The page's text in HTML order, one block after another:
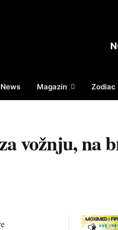
Magazin Zodiac
vožnju, na